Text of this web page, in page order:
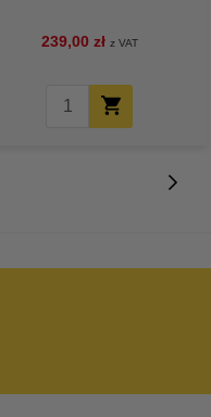
239,00 zł z VAT